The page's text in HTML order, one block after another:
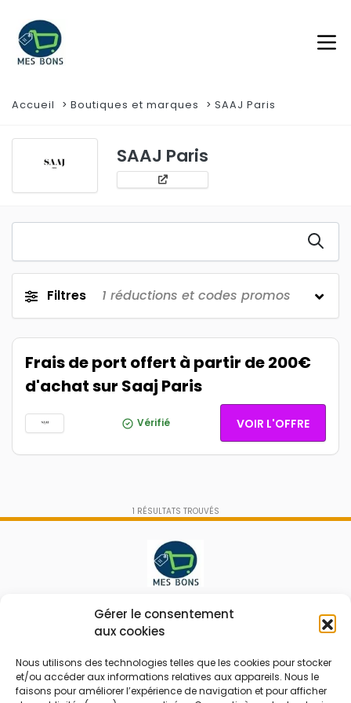
Gérer le consentement
aux cookies
Nous utilisons des technologies telles que les cookies pour stocker
et/ou accéder aux informations relatives aux appareils. Nous le
faisons pour améliorer l’expérience de navigation et pour afficher
Accueil Boutiques et marques SAAJ Paris
SAAJ Paris
Filtres 1 réductions et codes promos
Frais de port offert à partir de 200€
d'achat sur Saaj Paris
Vérifié VOIR L'OFFRE
1 RÉSULTATS TROUVÉS
Le prix peut être réduit !
FAQ
Code réduction